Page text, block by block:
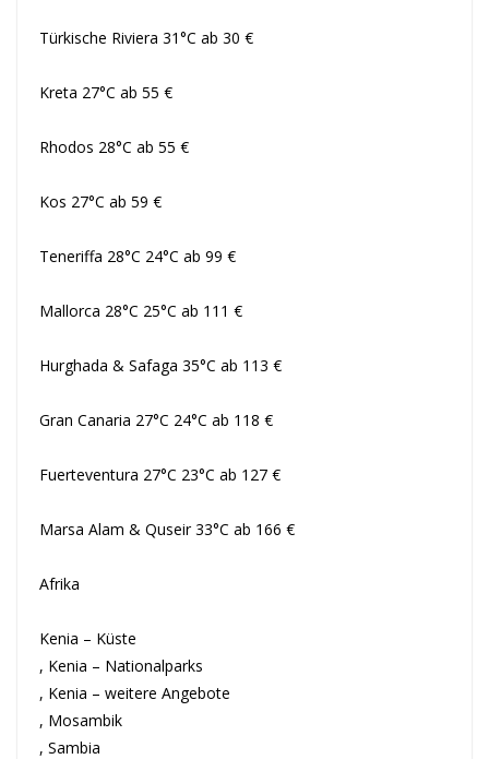
Türkische Riviera 31°C ab 30 €
Kreta 27°C ab 55 €
Rhodos 28°C ab 55 €
Kos 27°C ab 59 €
Teneriffa 28°C 24°C ab 99 €
Mallorca 28°C 25°C ab 111 €
Hurghada & Safaga 35°C ab 113 €
Gran Canaria 27°C 24°C ab 118 €
Fuerteventura 27°C 23°C ab 127 €
Marsa Alam & Quseir 33°C ab 166 €
Afrika
Kenia – Küste
, Kenia – Nationalparks
, Kenia – weitere Angebote
, Mosambik
, Sambia